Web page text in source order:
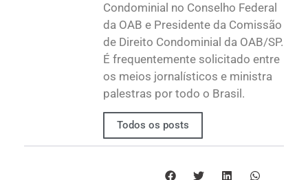
Condominial no Conselho Federal
da OAB e Presidente da Comissão
de Direito Condominial da OAB/SP.
É frequentemente solicitado entre
os meios jornalísticos e ministra
palestras por todo o Brasil.
Todos os posts